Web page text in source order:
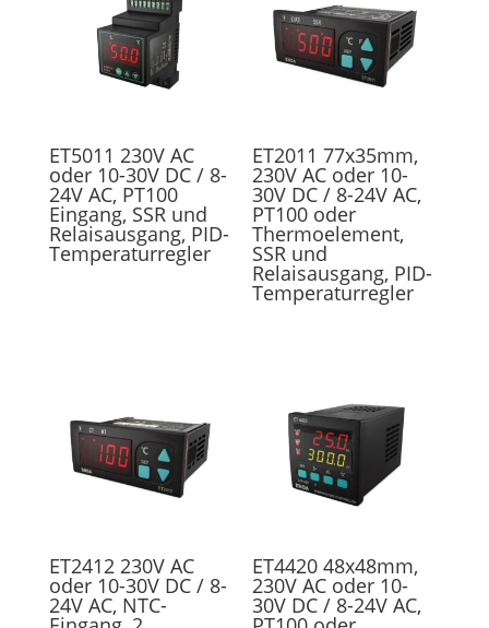
ET5011 230V AC
oder 10-30V DC / 8-
24V AC, PT100
Eingang, SSR und
Relaisausgang, PID-
Temperaturregler
ET2011 77x35mm,
230V AC oder 10-
30V DC / 8-24V AC,
PT100 oder
Thermoelement,
SSR und
Relaisausgang, PID-
Temperaturregler
ET2412 230V AC
oder 10-30V DC / 8-
24V AC, NTC-
ET4420 48x48mm,
230V AC oder 10-
30V DC / 8-24V AC,